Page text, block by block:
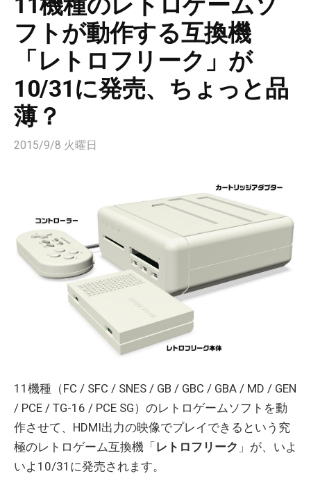
フトが動作する互換機
「レトロフリーク」が
10/31に発売、ちょっと品
薄？
2015/9/8 火曜日
11機種（FC / SFC / SNES / GB / GBC / GBA / MD / GEN
/ PCE / TG-16 / PCE SG）のレトロゲームソフトを動
作させて、HDMI出力の映像でプレイできるという究
極のレトロゲーム互換機「レトロフリーク 」が、いよ
いよ10/31に発売されます。